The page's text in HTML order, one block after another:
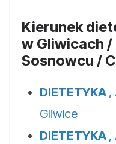
Kierunek
w Gliwicach
Sosnowcu /
DIETETYKA ,
Gliwice
DIETETYKA ,